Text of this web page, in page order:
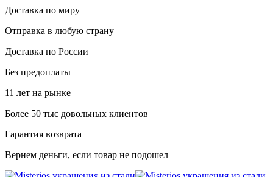
Доставка по миру
Отправка в любую страну
Доставка по России
Без предоплаты
11 лет на рынке
Более 50 тыс довольных клиентов
Гарантия возврата
Вернем деньги, если товар не подошел